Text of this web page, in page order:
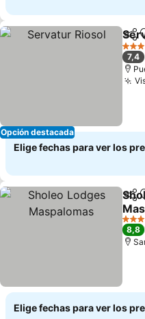
Opción destacada
3
7,4
Elige fechas para ver los
4
8,8
Elige fechas para ver los